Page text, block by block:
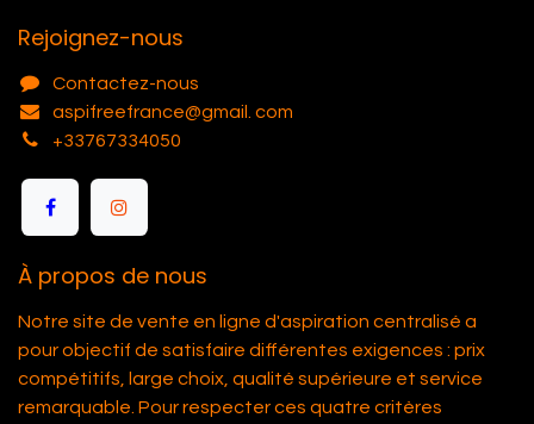
Rejoignez-nous
Contactez-nous
aspifreefrance@gmail. com
+33767334050
À propos de nous
Notre site de vente en ligne d'aspiration centralisé a
pour objectif de satisfaire différentes exigences : prix
compétitifs, large choix, qualité supérieure et service
remarquable. Pour respecter ces quatre critères